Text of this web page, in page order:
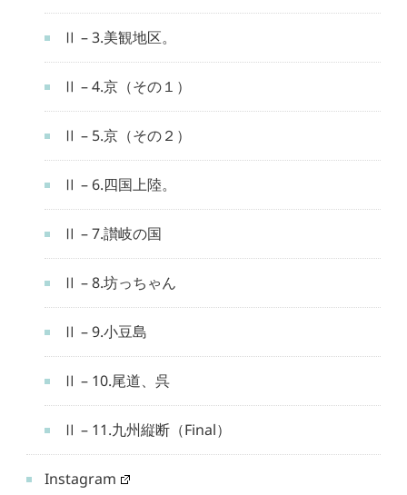
Ⅱ – 3.美観地区。
Ⅱ – 4.京（その１）
Ⅱ – 5.京（その２）
Ⅱ – 6.四国上陸。
Ⅱ – 7.讃岐の国
Ⅱ – 8.坊っちゃん
Ⅱ – 9.小豆島
Ⅱ – 10.尾道、呉
Ⅱ – 11.九州縦断（Final）
Instagram